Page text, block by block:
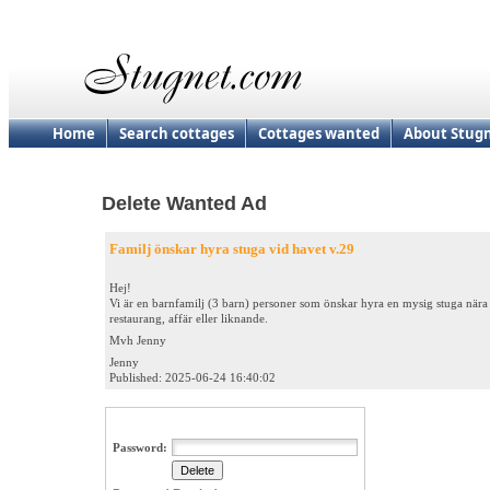
Home Search cottages Cottages wanted About
Delete Wanted Ad
Familj önskar hyra stuga vid havet v.29
Hej!
Vi är en barnfamilj (3 barn) personer som önskar hyra en mysig stuga
restaurang, affär eller liknande.
Mvh Jenny
Jenny
Published: 2025-06-24 16:40:02
Password: